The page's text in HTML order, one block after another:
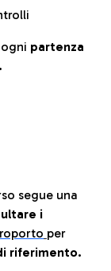
partenza
segue una
i
per
riferimento.